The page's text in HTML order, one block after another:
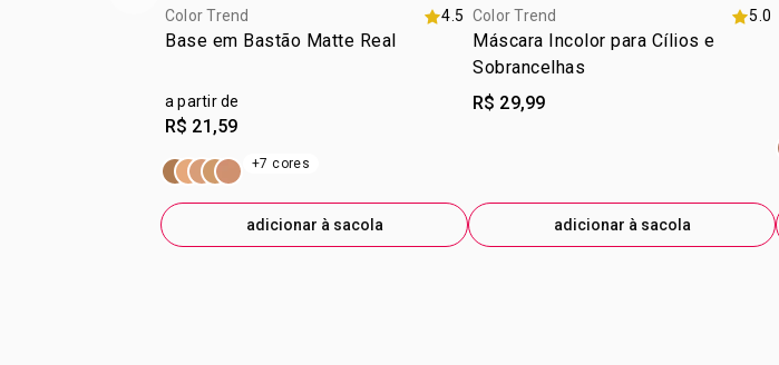
Color Trend 4.5
Base em Bastão Matte Real
a partir de
R$ 21,59
+7 cores
adicionar à sacola
Color Trend 5.0
Máscara Incolor para Cílios e
Sobrancelhas
R$ 29,99
adicionar à sacola